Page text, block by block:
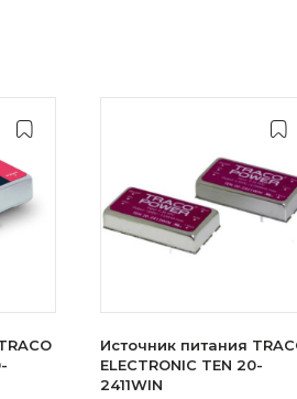
Источник питания
ELECTRONIC TEN 20-
2411WIN